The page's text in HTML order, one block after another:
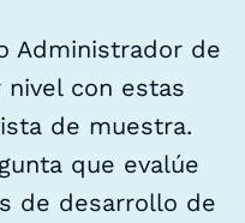
Administrador de
con estas
de muestra.
que evalúe
de desarrollo de